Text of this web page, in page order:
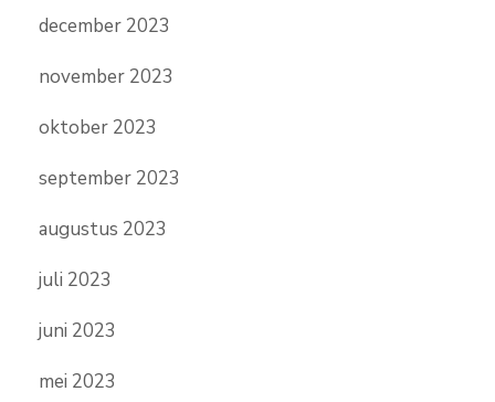
december 2023
november 2023
oktober 2023
september 2023
augustus 2023
juli 2023
juni 2023
mei 2023